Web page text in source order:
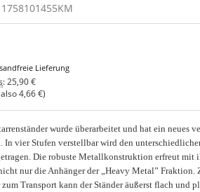
1758101455KM
Lieferung
: 25,90 €
, also4,66 €)
wurde überarbeitet und hat ein neues
In vier Stufen verstellbar wird den
Die robuste Metallkonstruktion erfreut mit
nur die Anhänger der „Heavy Metal” Fraktion.
Transport kann der Ständer äußerst flach und